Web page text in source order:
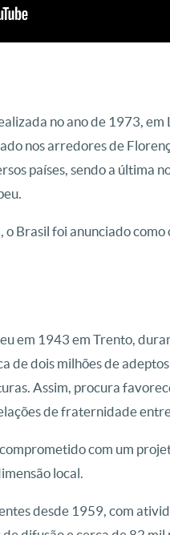
no ano de 1973, em
nos arredores de
países, sendo a última
Brasil foi anunciado
em 1943 em Trento,
de dois milhões de
Assim, procura
de fraternidade
com um
local.
desde 1959, com